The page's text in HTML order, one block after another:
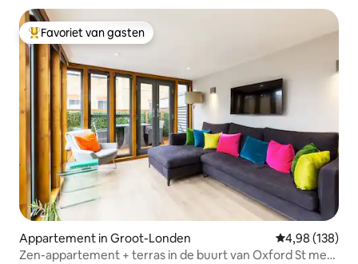
Topfavoriet van gasten
Favoriet van gasten
Appartement in Groot-Londen Gemiddelde
4,98 (138)
Zen-appartement + terras in de buurt van Oxford St met